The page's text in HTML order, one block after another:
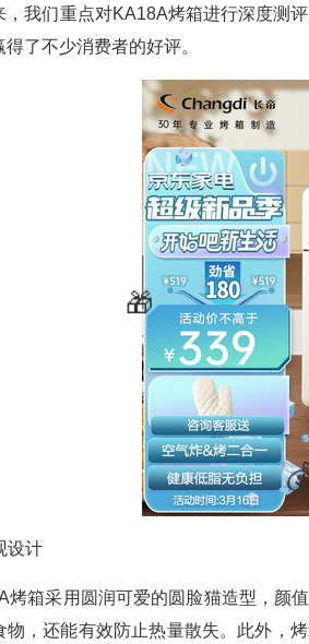
，我们重点对KA18A烤箱进行深度测
了不少消费者的好评。
设计
烤箱采用圆润可爱的圆脸猫造型，颜
物，还能有效防止热量散失。此外，